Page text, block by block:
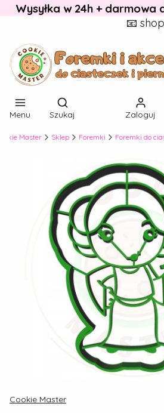
Wysyłka w 24h + darmowa
📧
Menu
Otwórz wyszukiwarkę
Szukaj Zaloguj
Master Sklep Foremki Foremki do
Cookie Master